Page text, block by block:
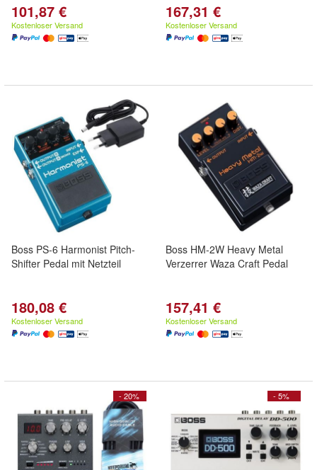
101,87 €
Kostenloser Versand
167,31 €
Kostenloser Versand
Boss PS-6 Harmonist Pitch-
Shifter Pedal mit Netzteil
180,08 €
Kostenloser Versand
Boss HM-2W Heavy Metal
Verzerrer Waza Craft Pedal
157,41 €
Kostenloser Versand
- 20% - 5%